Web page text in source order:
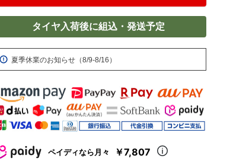
タイヤ入荷後に組込・発送予定
夏季休業のお知らせ（8/9-8/16）
ペイディなら月々 ￥7,807